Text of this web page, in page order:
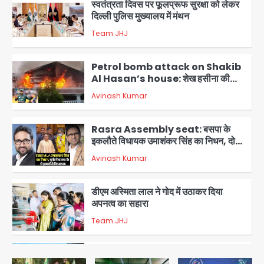
3
Petrol bomb attack on Shakib
Al Hasan’s house: शेख हसीना की
वर्चुअल प्रेस कॉन्फ्रेंस में जुड़ने पर भड़का
गुस्सा, शाकिब अल हसन के मगुरा स्थित घर पर
Avinash Kumar
4
Rasra Assembly seat: बसपा के
इकलौते विधायक उमाशंकर सिंह का निधन, दो
साल से कैंसर से जूझ रहे थे
Avinash Kumar
5
डीएम अस्मिता लाल ने गोद में उठाकर दिया
अपनत्व का सहारा
Team JHJ
1
आॅपरेशन विस्टा 1.0: वीजा शर्तों का उल्लंघन
करने वाले 11 बांग्लादेशी नागरिक सेंट्रल जिला
पुलिस के हत्थे चढ़े
Team JHJ
स्वतंत्रता दिवस पर फूलप्रूफ सुरक्षा को लेकर